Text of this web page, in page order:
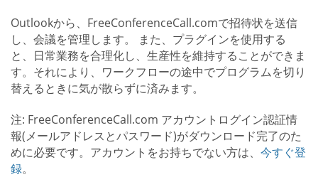
Outlookから、FreeConferenceCall.comで招待状を送信
し、会議を管理します。 また、プラグインを使用する
と、日常業務を合理化し、生産性を維持することができま
す。それにより、ワークフローの途中でプログラムを切り
替えるときに気が散らずに済みます。
注: FreeConferenceCall.com アカウントログイン認証情
報(メールアドレスとパスワード)がダウンロード完了のた
めに必要です。アカウントをお持ちでない方は、 今すぐ登
録。